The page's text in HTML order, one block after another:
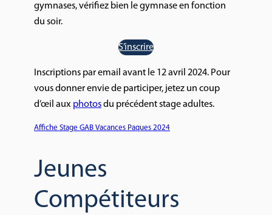
gymnases, vérifiez bien le gymnase en fonction
du soir.
S’inscrire
Inscriptions par email avant le 12 avril 2024. Pour
vous donner envie de participer, jetez un coup
d’œil aux photosdu précédent stage adultes.
Affiche Stage GAB Vacances Paques 2024
Jeunes
Compétiteurs